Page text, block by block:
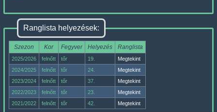
Ranglista helyezések:
Szezon Kor Fegyver Helyezés Ranglista
2025/2026 felnőtt tőr 19.
Megtekint
2024/2025
felnőtt tőr 24.
Megtekint
2023/2024
felnőtt tőr 37.
Megtekint
2022/2023
felnőtt tőr 23.
Megtekint
2021/2022
felnőtt tőr 42. Megtekint